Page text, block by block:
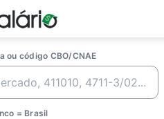
ou código CBO/CNAE
= Brasil